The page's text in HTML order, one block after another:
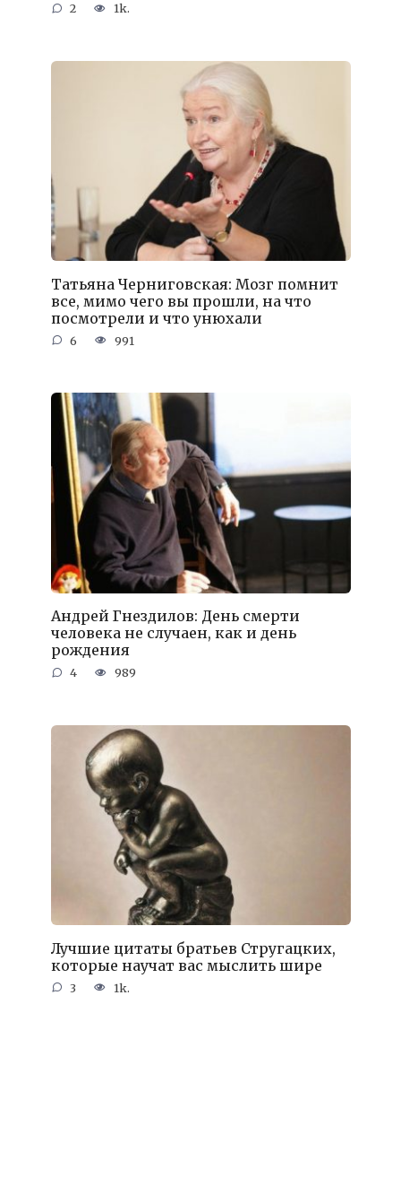
2 1k.
Татьяна Черниговская: Мозг помнит
все, мимо чего вы прошли, на что
посмотрели и что унюхали
6 991
Андрей Гнездилов: День смерти
человека не случаен, как и день
рождения
4 989
Лучшие цитаты братьев Стругацких,
которые научат вас мыслить шире
3 1k.